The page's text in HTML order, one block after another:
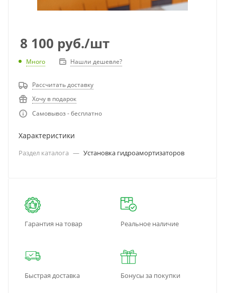
8 100 руб./шт
Много Нашли дешевле?
Рассчитать доставку
Хочу в подарок
Самовывоз - бесплатно
Характеристики
Раздел каталога — Установка гидроамортизаторов
Гарантия на товар Реальное наличие
Быстрая доставка Бонусы за покупки